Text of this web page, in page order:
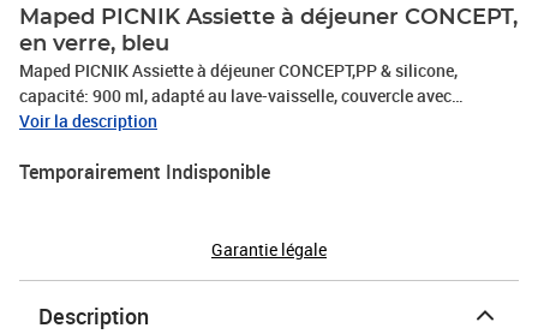
Maped PICNIK Assiette à déjeuner CONCEPT,
en verre, bleu
Maped PICNIK Assiette à déjeuner CONCEPT,PP & silicone,
capacité: 900 ml, adapté au lave-vaisselle, couvercle avec
soupape & fermeture à visser, étanche, pour chauffer les aliments
Voir la description
Temporairement Indisponible
Garantie légale
Description